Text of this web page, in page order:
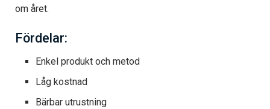
om året.
Fördelar:
Enkel produkt och metod
Låg kostnad
Bärbar utrustning